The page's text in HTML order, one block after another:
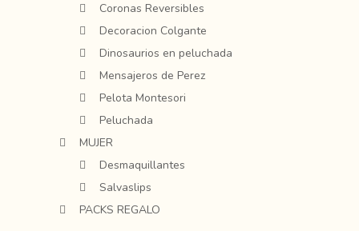
Coronas Reversibles
Decoracion Colgante
Dinosaurios en peluchada
Mensajeros de Perez
Pelota Montesori
Peluchada
MUJER
Desmaquillantes
Salvaslips
PACKS REGALO